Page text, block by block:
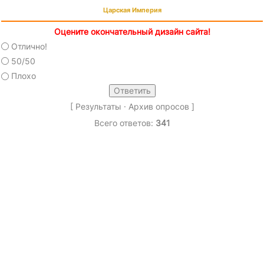
Царская Империя
Оцените окончательный дизайн сайта!
Отлично!
50/50
Плохо
[ Результаты · Архив опросов ]
Всего ответов: 341